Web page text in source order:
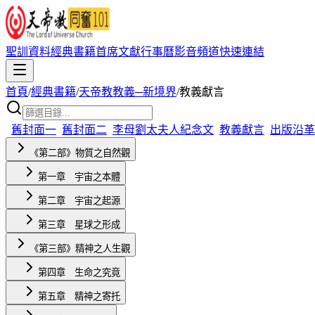
聖訓資料經典書籍首席文獻行事曆影音頻道快速連結
首頁/經典書籍/天帝教教義─新境界/教義獻言
舊封面一 舊封面二 李母劉太夫人紀念文 教義獻言 出版沿
《第二部》物質之自然觀
第一章 宇宙之本體
第二章 宇宙之起源
第三章 星球之形成
《第三部》精神之人生觀
第四章 生命之究竟
第五章 精神之寄托